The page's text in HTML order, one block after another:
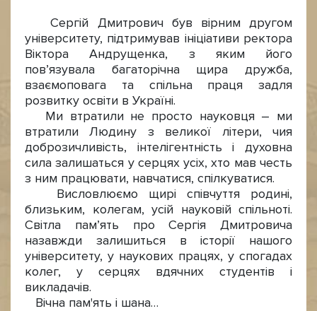
Сергій Дмитрович був вірним другом
університету, підтримував ініціативи ректора
Віктора Андрущенка, з яким його
пов’язувала багаторічна щира дружба,
взаємоповага та спільна праця задля
розвитку освіти в Україні.
Ми втратили не просто науковця – ми
втратили Людину з великої літери, чия
доброзичливість, інтелігентність і духовна
сила залишаться у серцях усіх, хто мав честь
з ним працювати, навчатися, спілкуватися.
Висловлюємо щирі співчуття родині,
близьким, колегам, усій науковій спільноті.
Світла пам’ять про Сергія Дмитровича
назавжди залишиться в історії нашого
університету, у наукових працях, у спогадах
колег, у серцях вдячних студентів і
викладачів.
Вічна пам'ять і шана…